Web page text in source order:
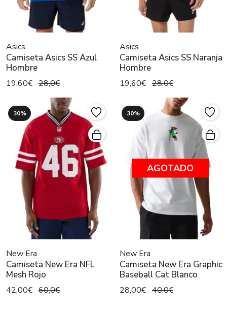
Asics
Camiseta Asics SS Azul
Hombre
19,60€ 28,0€
Asics
Camiseta Asics SS Naranja
Hombre
19,60€ 28,0€
30%
New Era
Camiseta New Era NFL
Mesh Rojo
42,00€ 60,0€
30%
AGOTADO
New Era
Camiseta New Era Graphic
Baseball Cat Blanco
28,00€ 40,0€